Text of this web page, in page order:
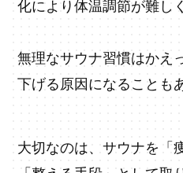
化により体温調節が難し
無理なサウナ習慣はかえ
下げる原因になることも
大切なのは、サウナを「